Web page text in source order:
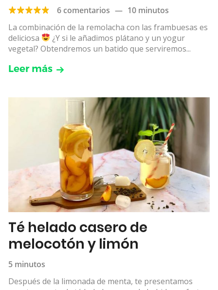
6 comentarios — 10 minutos
La combinación de la remolacha con las frambuesas es
deliciosa
¿Y si le añadimos plátano y un yogur
vegetal? Obtendremos un batido que serviremos...
Leer más
Té helado casero de
melocotón y limón
5 minutos
Después de la limonada de menta, te presentamos